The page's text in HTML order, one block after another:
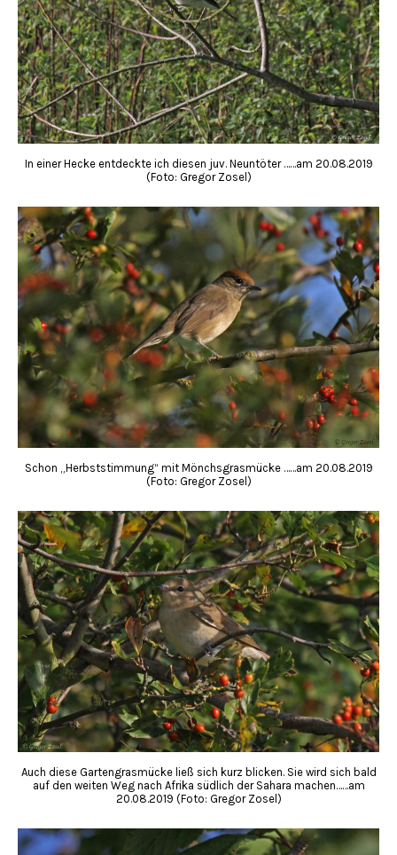
In einer Hecke entdeckte ich diesen juv. Neuntöter ……am 20.08.2019
(Foto: Gregor Zosel)
Schon „Herbststimmung“ mit Mönchsgrasmücke ……am 20.08.2019
(Foto: Gregor Zosel)
Auch diese Gartengrasmücke ließ sich kurz blicken. Sie wird sich bald
auf den weiten Weg nach Afrika südlich der Sahara machen……am
20.08.2019 (Foto: Gregor Zosel)